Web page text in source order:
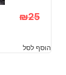
₪25
המקורי
הנוכחי
הוסף לסל